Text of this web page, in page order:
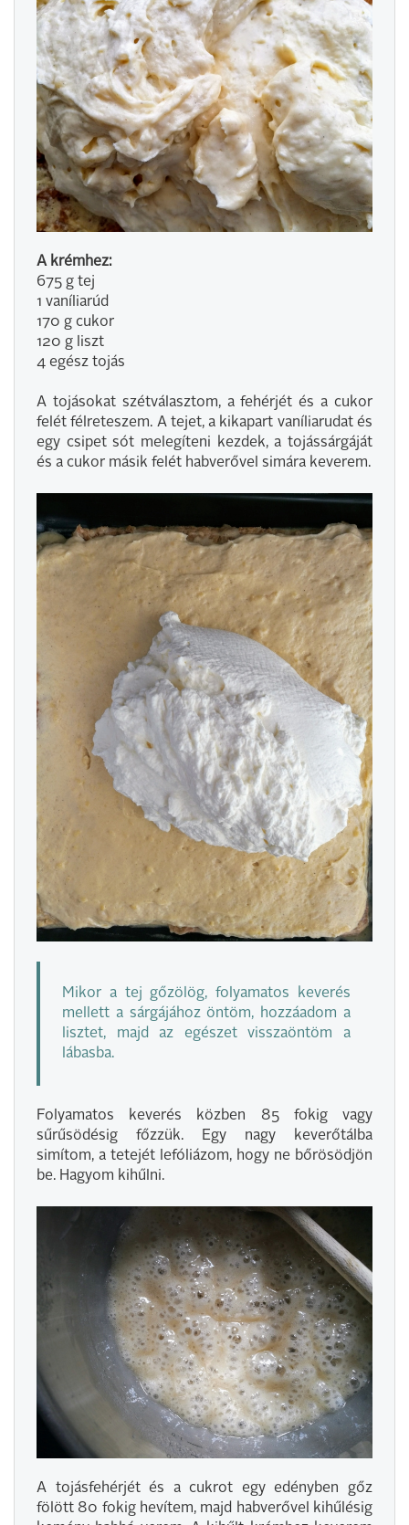
A krémhez:
675 g tej
1 vaníliarúd
170 g cukor
120 g liszt
4 egész tojás
A tojásokat szétválasztom, a fehérjét és a cukor
felét félreteszem. A tejet, a kikapart vaníliarudat és
egy csipet sót melegíteni kezdek, a tojássárgáját
és a cukor másik felét habverővel simára keverem.
Mikor a tej gőzölög, folyamatos keverés
mellett a sárgájához öntöm, hozzáadom a
lisztet, majd az egészet visszaöntöm a
lábasba.
Folyamatos keverés közben 85 fokig vagy
sűrűsödésig főzzük. Egy nagy keverőtálba
simítom, a tetejét lefóliázom, hogy ne bőrösödjön
be. Hagyom kihűlni.
A tojásfehérjét és a cukrot egy edényben gőz
fölött 80 fokig hevítem, majd habverővel kihűlésig